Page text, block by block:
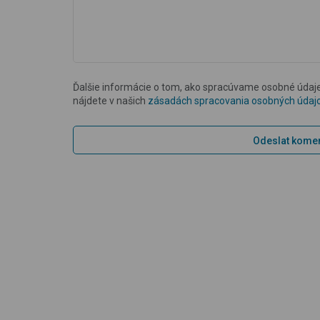
Ďalšie informácie o tom, ako spracúvame osobné
nájdete v našich zásadách spracovania osobných